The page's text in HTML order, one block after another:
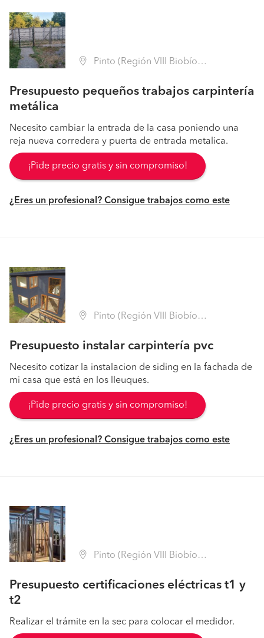
Pinto (Región VIII Biobío - Ñuble)
Presupuesto pequeños trabajos carpintería
metálica
Necesito cambiar la entrada de la casa poniendo una
reja nueva corredera y puerta de entrada metalica.
¡Pide precio gratis y sin compromiso!
¿Eres un profesional? Consigue trabajos como este
Pinto (Región VIII Biobío - Ñuble)
Presupuesto instalar carpintería pvc
Necesito cotizar la instalacion de siding en la fachada de
mi casa que está en los lleuques.
¡Pide precio gratis y sin compromiso!
¿Eres un profesional? Consigue trabajos como este
Pinto (Región VIII Biobío - Ñuble)
Presupuesto certificaciones eléctricas t1 y
t2
Realizar el trámite en la sec para colocar el medidor.